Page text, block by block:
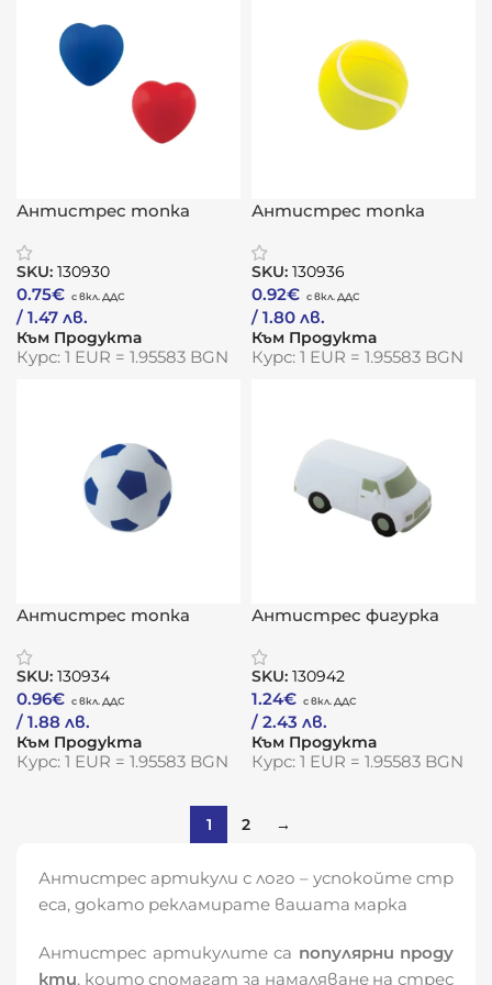
Антистрес топка
SKU: 130930
0.75€
/ 1.47 лв.
Към Продукта
Курс: 1 EUR = 1.95583 BGN
Антистрес топка
SKU: 130936
0.92€
/ 1.80 лв.
Към Продукта
Курс: 1 EUR = 1.95583 BGN
Антистрес топка
SKU: 130934
0.96€
/ 1.88 лв.
Към Продукта
Курс: 1 EUR = 1.95583 BGN
Антистрес фигурка
SKU: 130942
1.24€
/ 2.43 лв.
Към Продукта
Курс: 1 EUR = 1.95583 BGN
1 2 →
Антистрес артикули с лого – успокойте стр
еса, докато рекламирате вашата марка
Антистрес артикулите са популярни проду
кти, които спомагат за намаляване на стрес